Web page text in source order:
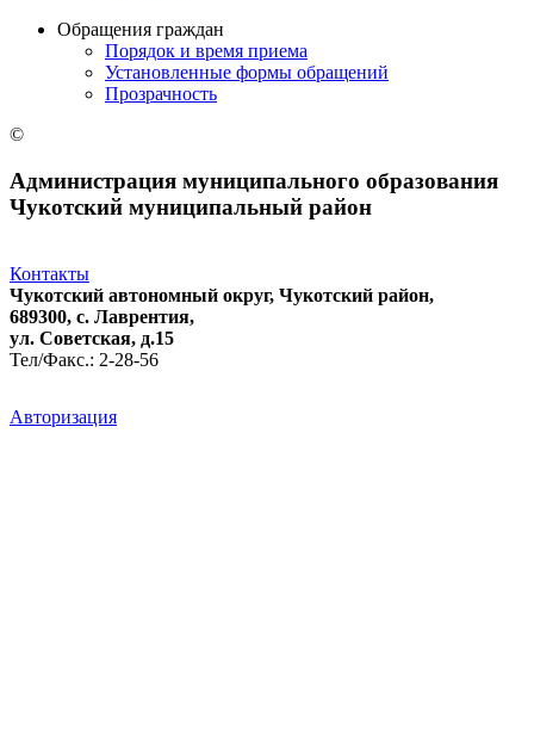
Обращения граждан
Порядок и время приема
Установленные формы обращений
Прозрачность
©
Администрация муниципального образования
Чукотский муниципальный район
Контакты
Чукотский автономный округ, Чукотский район,
689300, с. Лаврентия,
ул. Советская, д.15
Тел/Факс.: 2-28-56
Авторизация